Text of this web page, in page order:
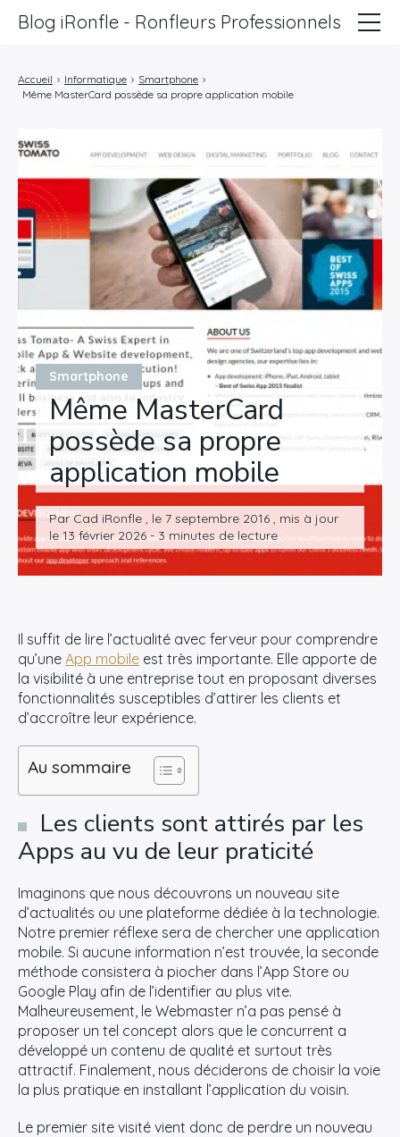
Smartphone
Même MasterCard
possède sa propre
application mobile
Par Cad iRonfle , le 7 septembre 2016 , mis à jour
le 13 février 2026 - 3 minutes de lecture
Accueil › Informatique › Smartphone ›
Même MasterCard possède sa propre application mobile
Il suffit de lire l’actualité avec ferveur pour comprendre
qu’une App mobile est très importante. Elle apporte de
la visibilité à une entreprise tout en proposant diverses
fonctionnalités susceptibles d’attirer les clients et
d’accroître leur expérience.
Au sommaire
Les clients sont attirés par les
Apps au vu de leur praticité
Imaginons que nous découvrons un nouveau site
d’actualités ou une plateforme dédiée à la technologie.
Notre premier réflexe sera de chercher une application
mobile. Si aucune information n’est trouvée, la seconde
méthode consistera à piocher dans l’App Store ou
Google Play afin de l’identifier au plus vite.
Malheureusement, le Webmaster n’a pas pensé à
proposer un tel concept alors que le concurrent a
développé un contenu de qualité et surtout très
attractif. Finalement, nous déciderons de choisir la voie
la plus pratique en installant l’application du voisin.
Le premier site visité vient donc de perdre un nouveau
Blog iRonfle - Ronfleurs Professionnels
Revue Web
Informatique
Marketing
Lifestyle
Entreprises